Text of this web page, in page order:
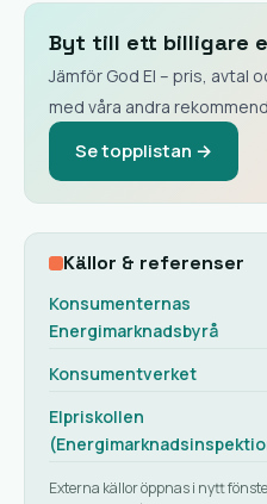
Byt till ett billigare
Jämför God El – pris, avtal
med våra andra
Se topplistan →
Källor & referenser
Konsumenternas
Energimarknadsbyrå
Konsumentverket
Elpriskollen
Externa källor öppnas i nytt